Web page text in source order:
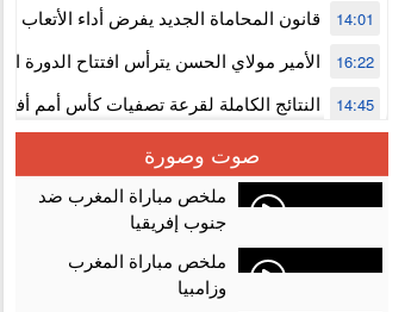
المستوى الأول
قانون المحاماة الجديد يفرض أداء الأتعاب التي تفوق 10 آلاف 14:01
الأمير مولاي الحسن يترأس افتتاح الدورة
الألعاب الإلكترونية
16:22
النتائج الكاملة لقرعة تصفيات كأس أمم أفريقيا 14:45
سلا.. توقيف ثلاثة مروجين وحجز أكثر من 4300 قرص مخدر وكوكايين وإكستازي
أقراص مهلوسة داخل فضاء للشيشة تستنفر 12:48
صوت وصورة
ملخص مباراة المغرب ضد
جنوب إفريقيا
ملخص مباراة المغرب
وزامبيا